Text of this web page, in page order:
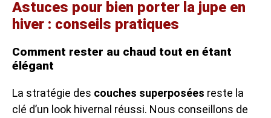
Astuces pour bien porter la jupe en
hiver : conseils pratiques
Comment rester au chaud tout en étant
élégant
La stratégie des couches superposées reste la
clé d’un look hivernal réussi. Nous conseillons de